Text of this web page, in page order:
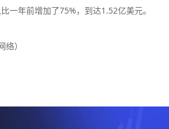
一年前增加了75%，到达1.52亿美元。
）